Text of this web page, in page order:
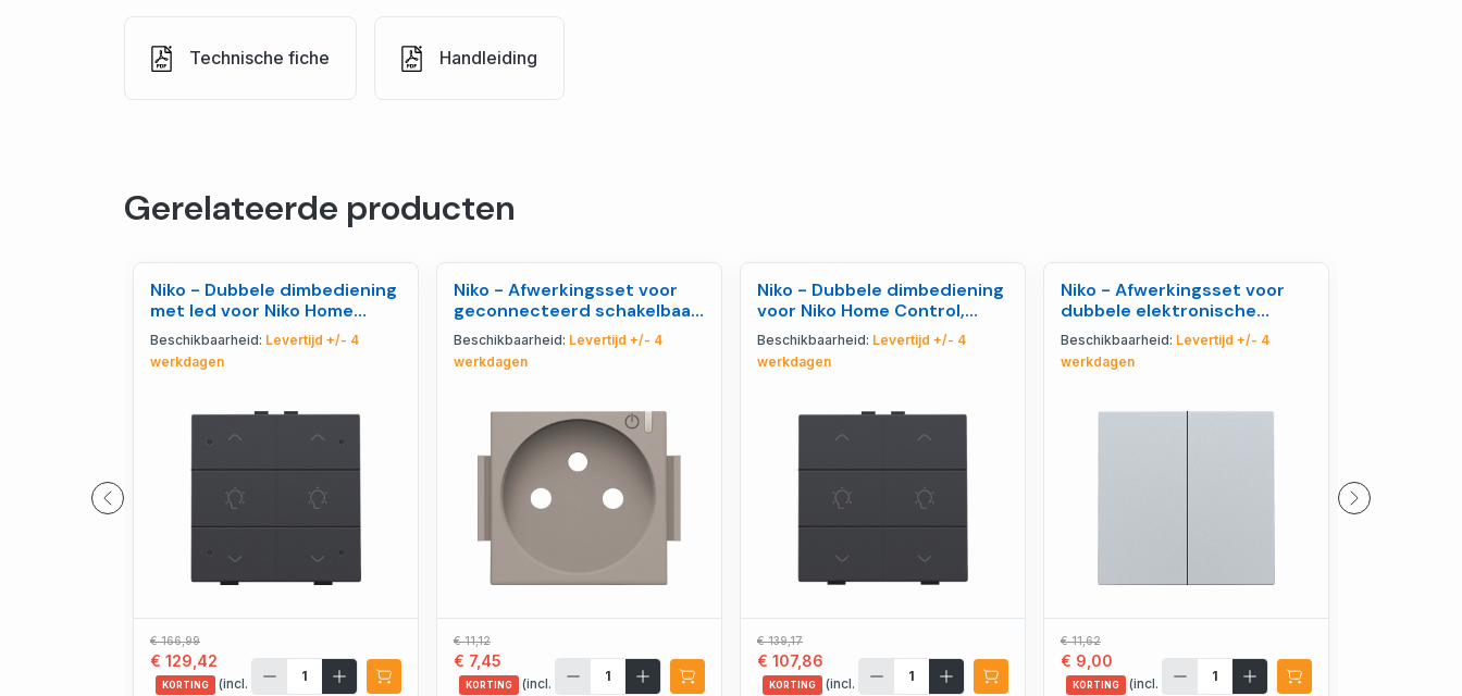
Technische fiche Handleiding
Gerelateerde producten
Niko - Dubbele dimbediening
met led voor Niko Home
Control, anthrac - 122-
52046
Beschikbaarheid: Levertijd +/- 4
werkdagen
€ 166,99
€ 129,42
KORTING
(incl.
Niko - Afwerkingsset voor
geconnecteerd schakelbaar
stopcontact met - 123-
66630
Beschikbaarheid: Levertijd +/- 4
werkdagen
€ 11,12
€ 7,45
KORTING
(incl.
Niko - Dubbele dimbediening
voor Niko Home Control,
anthracite coat - 122-51046
Beschikbaarheid: Levertijd +/- 4
werkdagen
€ 139,17
€ 107,86
KORTING
(incl.
Niko - Afwerkingsset voor
dubbele elektronische
schakelaar of drukk - 121-
31004
Beschikbaarheid: Levertijd +/- 4
werkdagen
€ 11,62
€ 9,00
KORTING
(incl.